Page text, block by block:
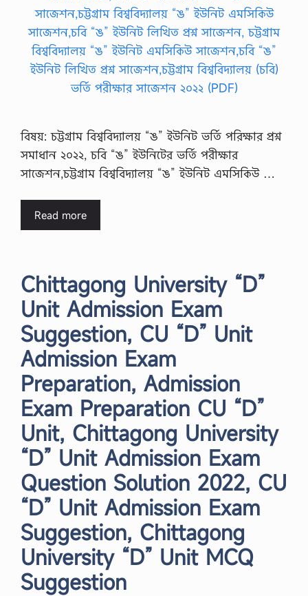
বিষয়: চট্টগ্রাম বিশ্ববিদ্যালয় “ঙ” ইউনিট ভর্তি পরিক্ষার প্রশ্ন
সমাধান ২০২২, চবি “ঙ” ইউনিটের ভর্তি পরীক্ষার
সাজেশন,চট্টগ্রাম বিশ্ববিদ্যালয় “ঙ” ইউনিট এমসিকিউ …
Read more
Chittagong University “D”
Unit Admission Exam
Suggestion, CU “D” Unit
Admission Exam
Preparation, Admission
Exam Preparation CU “D”
Unit, Chittagong University
“D” Unit Admission Exam
Question Solution 2022, CU
“D” Unit Admission Exam
Suggestion, Chittagong
University “D” Unit MCQ
Suggestion